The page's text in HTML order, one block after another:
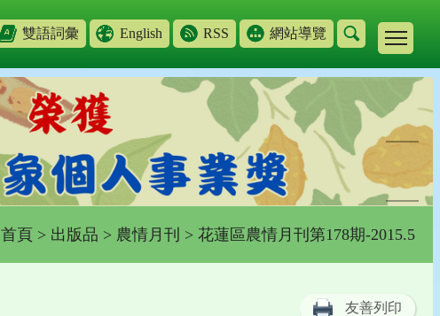
雙語詞彙 English RSS 網站導覽
首頁 > 出版品 > 農情月刊 > 花蓮區農情月刊第178期-2015.5
友善列印